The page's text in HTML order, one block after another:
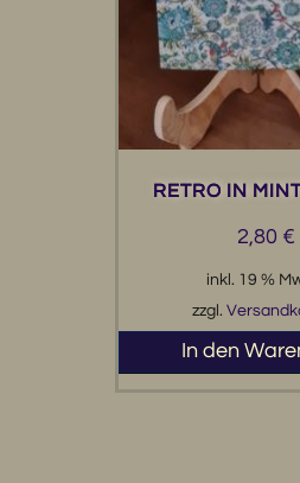
RETRO IN
2,80 €
inkl. 19 %
zzgl.
In den